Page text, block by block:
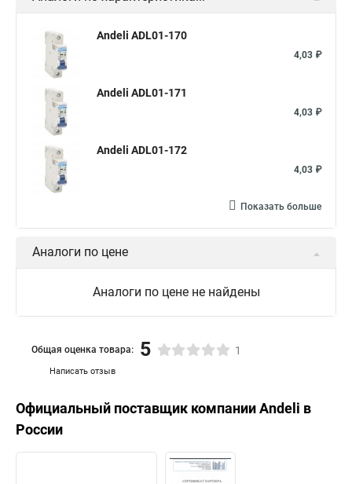
Andeli ADL01-170
4,03 ₽
Andeli ADL01-171
4,03 ₽
Andeli ADL01-172
4,03 ₽
Показать больше
Аналоги по цене
Аналоги по цене не найдены
Написать отзыв
Общая оценка товара: 5 1
Официальный поставщик компанииAndeli в
России